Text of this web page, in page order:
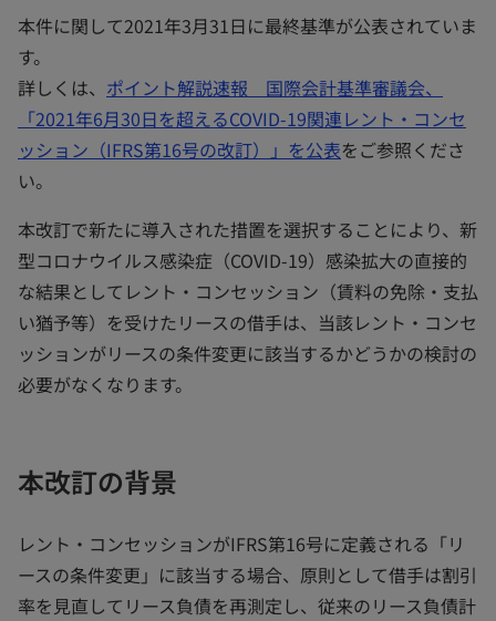
本件に関して2021年3月31日に最終基準が公表されていま
す。
詳しくは、 ポイント解説速報 国際会計基準審議会、
「2021年6月30日を超えるCOVID-19関連レント・コンセ
ッション（IFRS第16号の改訂）」を公表をご参照くださ
い。
本改訂で新たに導入された措置を選択することにより、新
型コロナウイルス感染症（COVID-19）感染拡大の直接的
な結果としてレント・コンセッション（賃料の免除・支払
い猶予等）を受けたリースの借手は、当該レント・コンセ
ッションがリースの条件変更に該当するかどうかの検討の
必要がなくなります。
本改訂の背景
レント・コンセッションがIFRS第16号に定義される「リ
ースの条件変更」に該当する場合、原則として借手は割引
率を見直してリース負債を再測定し、従来のリース負債計